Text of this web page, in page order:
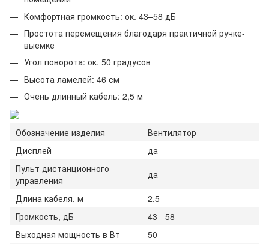
Комфортная громкость: ок. 43–58 дБ
Простота перемещения благодаря практичной ручке-
выемке
Угол поворота: ок. 50 градусов
Высота ламелей: 46 см
Очень длинный кабель: 2,5 м
Обозначение изделия
Вентилятор
Дисплей
да
Пульт дистанционного
управления
да
Длина кабеля, м
2,5
Громкость, дБ
43 - 58
Выходная мощность в Вт
50